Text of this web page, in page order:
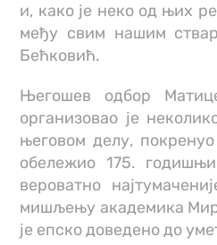
и, како је неко од њих
међу свим нашим
Бећковић.
Његошев одбор
организовао је
његовом делу,
обележио 175.
вероватно
мишљењу академика
је епско доведено до